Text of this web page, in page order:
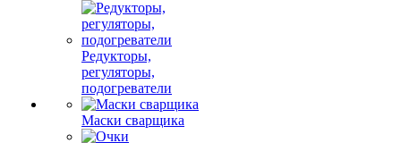
Редукторы,
регуляторы,
подогреватели
Маски сварщика